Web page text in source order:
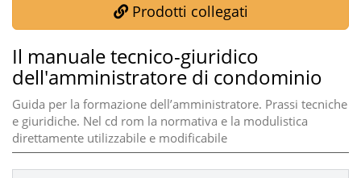
Prodotti collegati
Il manuale tecnico-giuridico
dell'amministratore di condominio
Guida per la formazione dell’amministratore. Prassi tecniche
e giuridiche. Nel cd rom la normativa e la modulistica
direttamente utilizzabile e modificabile